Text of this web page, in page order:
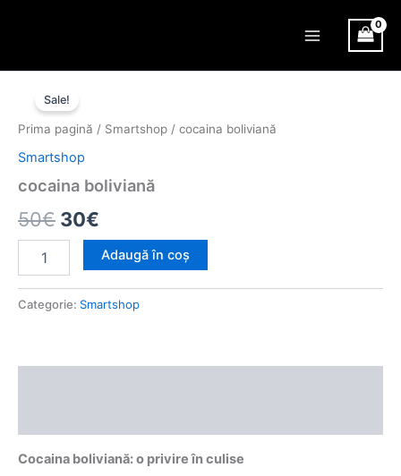
Menu
Sale!
Prima pagină / Smartshop / cocaina boliviană
Smartshop
cocaina boliviană
50€
inițial
a
fost:
50€.
30€
curent
30€.
cocaina
boliviană
Adaugă în coș
Categorie: Smartshop
Cocaina boliviană: o privire în culise